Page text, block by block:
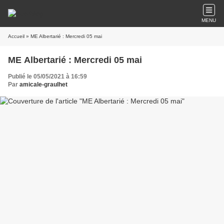
MENU
Accueil » ME Albertarié : Mercredi 05 mai
ME Albertarié : Mercredi 05 mai
Publié le 05/05/2021 à 16:59
Par amicale-graulhet